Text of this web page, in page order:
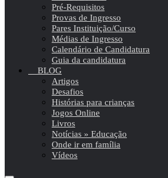
Pré-Requisitos
Provas de Ingresso
Pares Instituição/Curso
Médias de Ingresso
Calendário de Candidatura
Guia da candidatura
BLOG
Artigos
Desafios
Histórias para crianças
Jogos Online
Livros
Notícias » Educação
Onde ir em família
Vídeos